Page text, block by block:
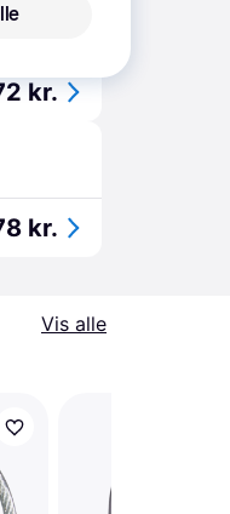
kr.
kr.
Vis alle